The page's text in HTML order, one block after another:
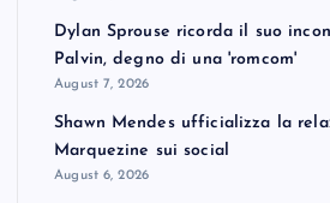
Dylan Sprouse ricorda il suo
Palvin, degno di una 'romcom'
August 7, 2026
Shawn Mendes ufficializza la
Marquezine sui social
August 6, 2026